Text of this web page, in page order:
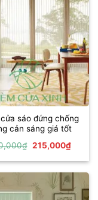
cửa sáo đứng chống
cản sáng giá tốt
₫ Giá
là:
215,000₫Giá
hiện
tại